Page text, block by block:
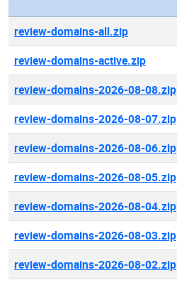
review-domains-all.zip
review-domains-active.zip
review-domains-2026-08-08.zip
review-domains-2026-08-07.zip
review-domains-2026-08-06.zip
review-domains-2026-08-05.zip
review-domains-2026-08-04.zip
review-domains-2026-08-03.zip
review-domains-2026-08-02.zip